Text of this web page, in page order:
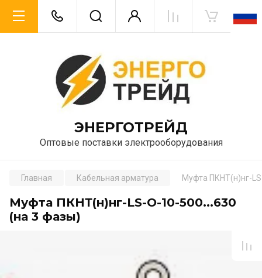
ЭНЕРГОТРЕЙД
Оптовые поставки электрооборудования
Главная Кабельная арматура Муфта ПКНТ(н)нг-
Муфта ПКНТ(н)нг-LS-О-10-500...630
(на 3 фазы)